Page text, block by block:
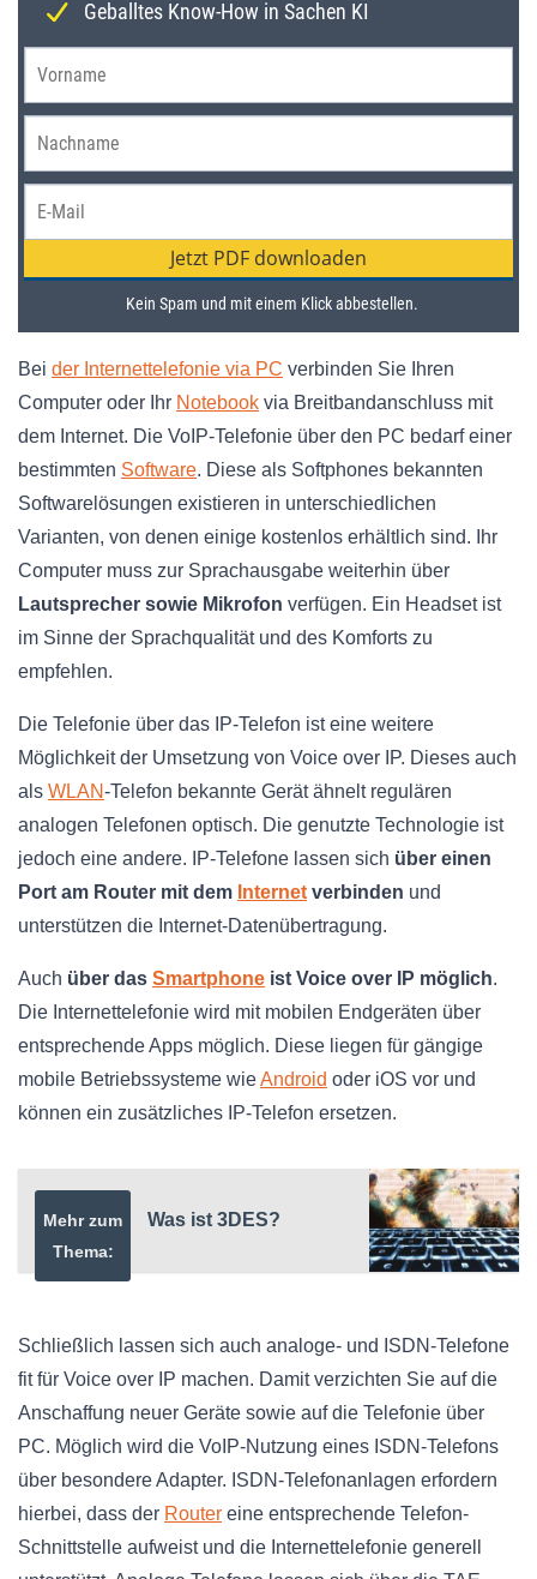
Bei der Internettelefonie via PC verbinden Sie Ihren
Computer oder Ihr Notebook via Breitbandanschluss mit
dem Internet. Die VoIP-Telefonie über den PC bedarf einer
bestimmten Software. Diese als Softphones bekannten
Softwarelösungen existieren in unterschiedlichen
Varianten, von denen einige kostenlos erhältlich sind. Ihr
Computer muss zur Sprachausgabe weiterhin über
Lautsprecher sowie Mikrofon verfügen. Ein Headset ist
im Sinne der Sprachqualität und des Komforts zu
empfehlen.
Die Telefonie über das IP-Telefon ist eine weitere
Möglichkeit der Umsetzung von Voice over IP. Dieses auch
als WLAN-Telefon bekannte Gerät ähnelt regulären
analogen Telefonen optisch. Die genutzte Technologie ist
jedoch eine andere. IP-Telefone lassen sich über einen
Port am Router mit dem Internet verbinden und
unterstützen die Internet-Datenübertragung.
Auch über das Smartphone ist Voice over IP möglich.
Die Internettelefonie wird mit mobilen Endgeräten über
entsprechende Apps möglich. Diese liegen für gängige
mobile Betriebssysteme wieAndroid oder iOS vor und
können ein zusätzliches IP-Telefon ersetzen.
Mehr zum
Thema:
Was ist 3DES?
Schließlich lassen sich auch analoge- und ISDN-Telefone
fit für Voice over IP machen. Damit verzichten Sie auf die
Anschaffung neuer Geräte sowie auf die Telefonie über
PC. Möglich wird die VoIP-Nutzung eines ISDN-Telefons
über besondere Adapter. ISDN-Telefonanlagen erfordern
hierbei, dass der Router eine entsprechende Telefon-
Schnittstelle aufweist und die Internettelefonie generell